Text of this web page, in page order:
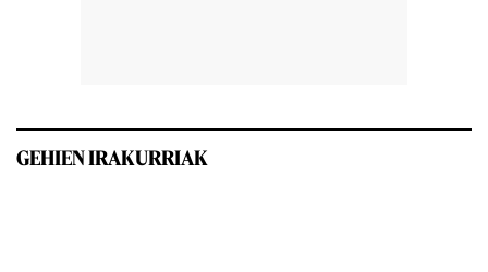
GEHIEN IRAKURRIAK